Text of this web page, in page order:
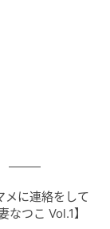
しらあると思
ら安心か考
に連絡をして
なつこ Vol.1】